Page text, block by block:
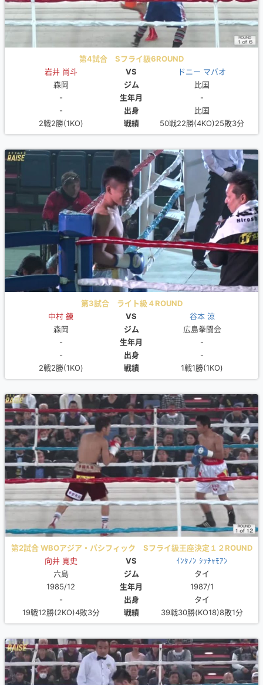
第4試合 Sフライ級6ROUND
岩井 尚斗
VS
ドニー マバオ
森岡
ジム
比国
-
生年月
-
-
出身
比国
2戦2勝(1KO)
戦績 50戦22勝(4KO)25敗3分
第3試合 ライト級４ROUND
中村 錬
VS
谷本 涼
森岡
ジム
広島拳闘会
-
生年月
-
-
出身
-
2戦2勝(1KO)
戦績 1戦1勝(1KO)
第2試合 WBOアジア・パシフィック Sフライ級王座決定１２ROUND
向井 寛史
VS
ｲﾝﾀﾉﾝ ｼｯﾁｬﾓｱﾝ
六島
ジム
タイ
1985/12
生年月
1987/1
-
出身
タイ
19戦12勝(2KO)4敗3分
戦績 39戦30勝(KO18)8敗1分